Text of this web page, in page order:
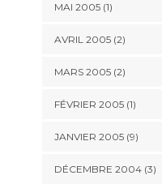
MAI 2005 (1)
AVRIL 2005 (2)
MARS 2005 (2)
FÉVRIER 2005 (1)
JANVIER 2005 (9)
DÉCEMBRE 2004 (3)